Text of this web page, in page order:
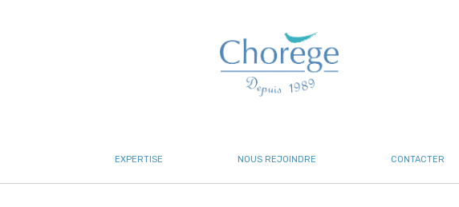
EXPERTISE NOUS REJOINDRE CONTACTER